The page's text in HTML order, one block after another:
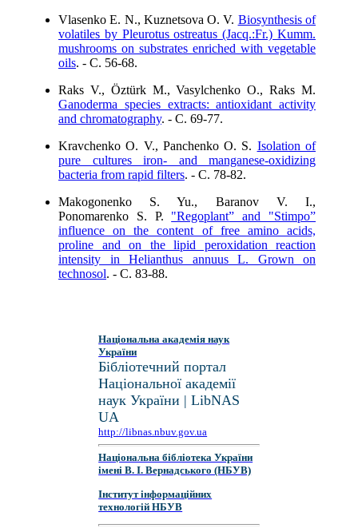
Vlasenko E. N., Kuznetsova O. V. Biosynthesis of
volatiles by Pleurotus ostreatus (Jacq.:Fr.) Kumm.
mushrooms on substrates enriched with vegetable
oils. - C. 56-68.
Raks V., Öztürk M., Vasylchenko O., Raks M.
Ganoderma species extracts: antioxidant activity
and chromatography. - C. 69-77.
Kravchenko O. V., Panchenko O. S. Isolation of
pure cultures iron- and manganese-oxidizing
bacteria from rapid filters. - C. 78-82.
Makogonenko S. Yu., Baranov V. I.,
Ponomarenko S. P. "Regoplant” and "Stimpo”
influence on the content of free amino acids,
proline and on the lipid peroxidation reaction
intensity in Helianthus annuus L. Grown on
technosol. - C. 83-88.
Національна академія наук
України
Бібліотечний портал
Національної академії
наук України | LibNAS
UA
http://libnas.nbuv.gov.ua
Національна бібліотека України
імені В. І. Вернадського (НБУВ)
Інститут інформаційних
технологій НБУВ